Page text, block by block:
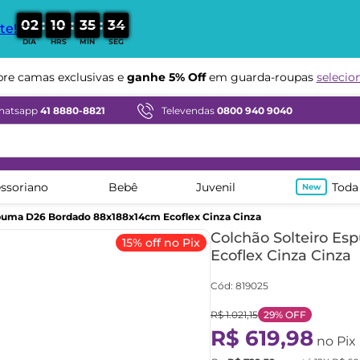
02
DIA
: 10
HRS
: 35
MIN
: 33
SEG
camas exclusivas e ganhe 5% Offem guarda-roupas
41 8880-8821 Televendas 0800 940 9040
Bebê Juvenil
D26 Bordado 88x188x14cm Ecoflex Cinza Cinza
15% off no Pix
Colchão Solteiro
Ecoflex Cinza Cinza
Cód: 819025
R$ 1.021,15 29%OFF
R$ 619,98no Pix